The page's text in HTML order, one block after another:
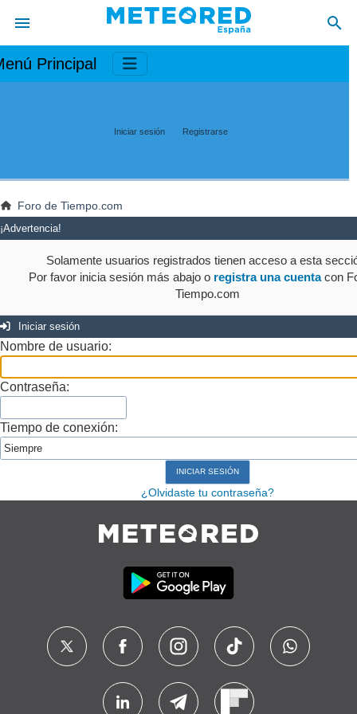
Principal
Iniciar sesión Registrarse
Foro de Tiempo.com
¡Advertencia!
Solamente usuarios registrados tienen acceso a esta
Por favor inicia sesión más abajo o registra una cuentacon
Tiempo.com
Iniciar sesión
Nombre de usuario:
Contraseña:
Tiempo de conexión:
¿Olvidaste tu contraseña?